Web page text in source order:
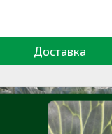
Доставка